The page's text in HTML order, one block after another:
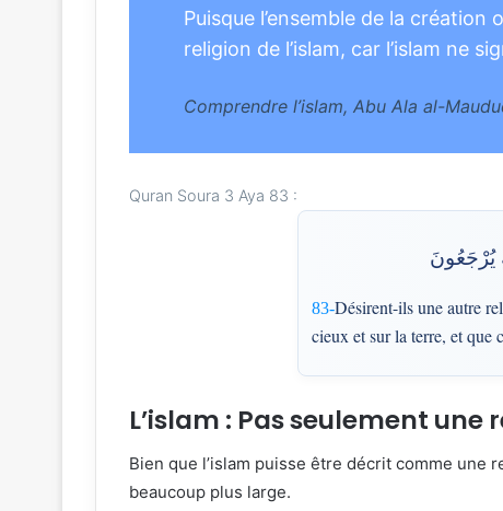
Puisque l’ensemble de la
religion de l’islam, car l’islam ne
Comprendre l’islam, Abu Ala al-
Quran Soura 3 Aya 83 :
يُرْجَعُونَ
83-Désirent-ils une autre
cieux et sur la terre, et que
L’islam : Pas seulement
Bien que l’islam puisse être décrit comme une
beaucoup plus large.